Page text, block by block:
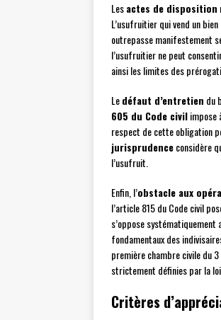
Lesactes de disposition
L’usufruitier qui vend un
outrepasse manifestement
l’usufruitier ne peut
ainsi les limites des
Ledéfaut d’entretien du
605 du Code civilimpose
respect de cette obligation
jurisprudenceconsidère
l’usufruit.
Enfin, l’obstacle aux
l’article 815 du Code civil
s’oppose
fondamentaux des
première chambre civile du
strictement définies par la loi.
Critères